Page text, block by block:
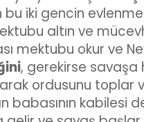
iki gencin
altın ve
mektubu okur ve
, gerekirse savaşa
ordusunu toplar
babasının kabilesi